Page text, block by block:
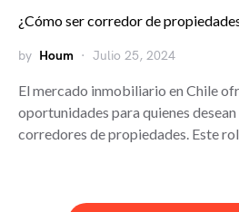
¿Cómo ser corredor de
by Houm Julio 25, 2024
El mercado inmobiliario en Chile
oportunidades para quienes
corredores de propiedades. Este